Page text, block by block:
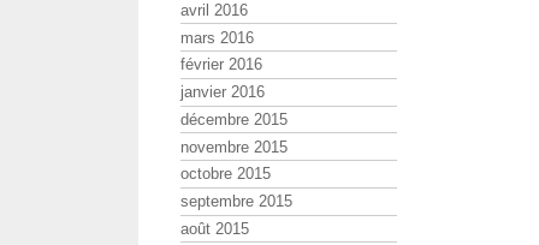
avril 2016
mars 2016
février 2016
janvier 2016
décembre 2015
novembre 2015
octobre 2015
septembre 2015
août 2015